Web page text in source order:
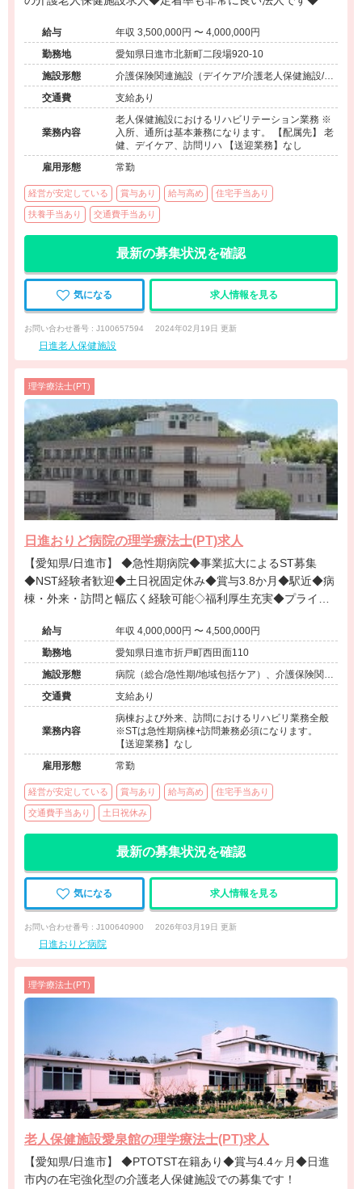
給与
年収 3,500,000円 〜 4,000,000円
勤務地
愛知県日進市北新町二段場920-10
施設形態
介護保険関連施設（デイケア/介護老人保健施設/訪
問看護・リハ）
交通費 支給あり
業務内容
老人保健施設におけるリハビリテーション業務 ※
入所、通所は基本兼務になります。 【配属先】 老
健、デイケア、訪問リハ 【送迎業務】なし
雇用形態
常勤
経営が安定している 賞与あり 給与高め 住宅手当あり
扶養手当あり 交通費手当あり
最新の募集状況を確認
気になる 求人情報を見る
お問い合わせ番号 : J100657594 2024年02月19日 更新
日進老人保健施設
理学療法士(PT)
日進おりど病院の理学療法士(PT)求人
【愛知県/日進市】 ◆急性期病院◆事業拡大によるST募集
◆NST経験者歓迎◆土日祝固定休み◆賞与3.8か月◆駅近◆病
棟・外来・訪問と幅広く経験可能◇福利厚生充実◆プライベ
給与
年収 4,000,000円 〜 4,500,000円
勤務地
愛知県日進市折戸町西田面110
施設形態
病院（総合/急性期/地域包括ケア）、介護保険関連
施設（訪問看護・リハ）、その他（地域包括）
交通費 支給あり
業務内容
病棟および外来、訪問におけるリハビリ業務全般
※STは急性期病棟+訪問兼務必須になります。
【送迎業務】なし
雇用形態
常勤
経営が安定している 賞与あり 給与高め 住宅手当あり
交通費手当あり 土日祝休み
最新の募集状況を確認
気になる 求人情報を見る
お問い合わせ番号 : J100640900 2026年03月19日 更新
日進おりど病院
理学療法士(PT)
老人保健施設愛泉館の理学療法士(PT)求人
【愛知県/日進市】 ◆PTOTST在籍あり◆賞与4.4ヶ月◆日進
市内の在宅強化型の介護老人保健施設での募集です！